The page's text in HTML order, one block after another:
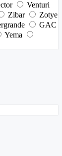
Venturi
Zibar
Zotye
GAC
Yema